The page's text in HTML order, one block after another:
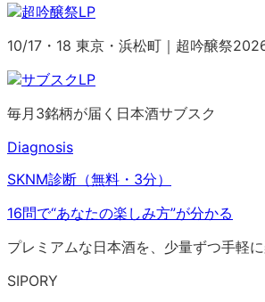
10/17・18 東京・浜松町｜超吟醸祭
毎月3銘柄が届く日本酒サブスク
Diagnosis
SKNM診断（無料・3分）
16問で“あなたの楽しみ方”が分かる
プレミアムな日本酒を、少量ずつ手軽
SIPORY